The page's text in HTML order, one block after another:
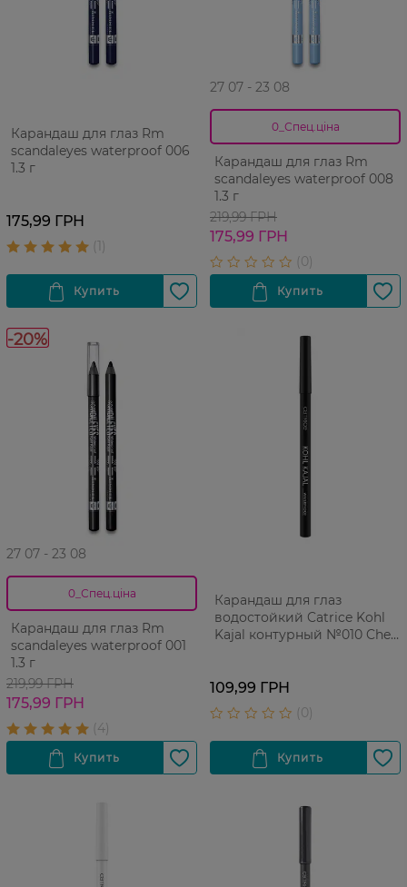
Карандаш для глаз Rm
scandaleyes waterproof 006
1.3 г
175,99 ГРН
27 07 - 23 08
0_Спец.ціна
Карандаш для глаз Rm
scandaleyes waterproof 008
1.3 г
219,99 ГРН
175,99 ГРН
-20%
27 07 - 23 08
0_Спец.ціна
Карандаш для глаз Rm
scandaleyes waterproof 001
1.3 г
219,99 ГРН
175,99 ГРН
Карандаш для глаз
водостойкий Catrice Kohl
Kajal контурный №010 Check
109,99 ГРН